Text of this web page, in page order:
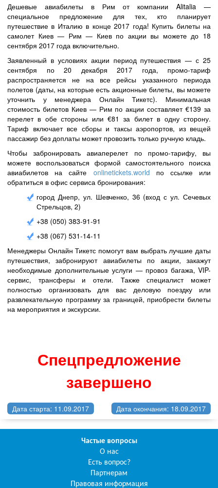
Дешевые авиабилеты в Рим от компании Alitalia —
специальное предложение для тех, кто планирует
путешествие в Италию в конце 2017 года! Купить билеты на
самолет Киев — Рим — Киев по акции вы можете до 18
сентября 2017 года включительно.
Заявленный в условиях акции период путешествия — с 25
сентября по 20 декабря 2017 года, промо-тариф
распространяется не на все рейсы указанного периода
полетов (даты, на которые есть акционные билеты, вы можете
уточнить у менеджера Онлайн Тикетс). Минимальная
стоимость билетов Киев — Рим по акции составляет €139 за
перелет в обе стороны или €81 за билет в одну сторону.
Тариф включает все сборы и таксы аэропортов, из вещей
пассажир без доплаты может провозить только ручную кладь.
Чтобы забронировать авиаперелет по промо-тарифу, вы
можете воспользоваться формой самостоятельного поиска
авиабилетов на сайте onlinetickets.world по ссылке или
обратиться в офис сервиса бронирования:
город Днепр, ул. Шевченко, 36 (вход с ул. Сечевых
Стрельцов, 2)
+38 (050) 383-91-91
+38 (067) 531-14-11
Менеджеры Онлайн Тикетс помогут вам выбрать лучшие даты
путешествия, забронируют авиабилеты по акции, закажут
необходимые дополнительные услуги — провоз багажа, VIP-
сервис, трансферы и отели. Также специалист может
полностью организовать для вас деловую поездку или
развлекательную программу за границей, приобрести билеты
на мероприятия и экскурсии.
Спецпредложение
завершено
Дата старта: 11.09.2017 Дата окончания: 18.09.2017
Частые вопросы
О нас
Есть вопрос?
Партнерам
Правовая информация